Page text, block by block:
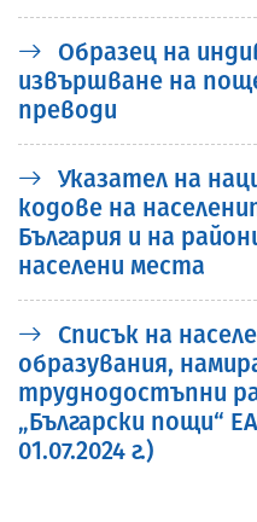
Образец на
извършване на
преводи
Указател на
кодове на
България и на
населени места
Списък на
образувания,
труднодостъпни
„Български пощи“
01.07.2024 г.)